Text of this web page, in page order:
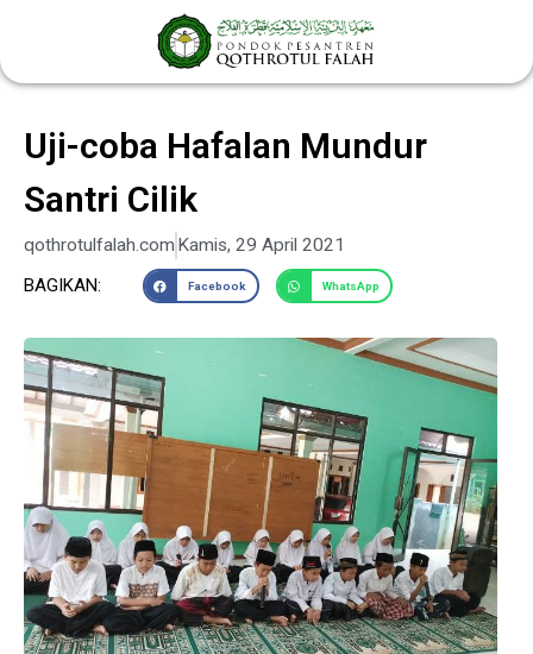
konten
Uji-coba Hafalan Mundur
Santri Cilik
qothrotulfalah.com Kamis, 29 April 2021
BAGIKAN:
Facebook WhatsApp